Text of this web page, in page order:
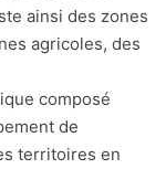
ainsi des zones
agricoles, des
composé
de
territoires en